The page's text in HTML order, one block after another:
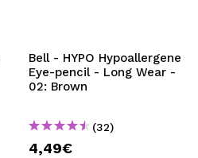
Bell - HYPO Hypoallergene
Eye-pencil - Long Wear -
02: Brown
(32)
4,49€